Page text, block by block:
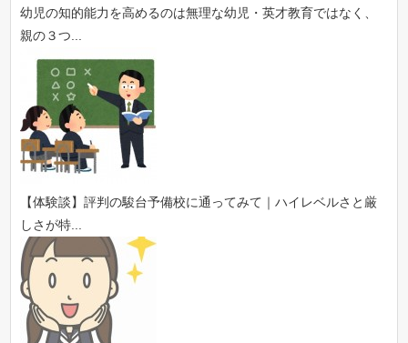
幼児の知的能力を高めるのは無理な幼児・英才教育ではなく、
親の３つ...
【体験談】評判の駿台予備校に通ってみて｜ハイレベルさと厳
しさが特...